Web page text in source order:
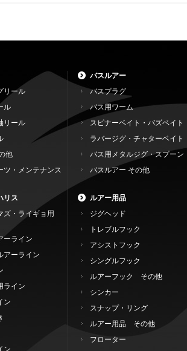
リール
ル
リール
他
ツ・メンテナンス
リス
ズ・ライギョ用
ーライン
アーライン
ライン
ン
ン
バスルアー
バスプラグ
バス用ワーム
スピナーベイト・バズベイト
ラバージグ・チャターベイト
バス用メタルジグ・スプーン
バスルアー その他
ルアー用品
ジグヘッド
トレブルフック
アシストフック
シングルフック
ルアーフック その他
シンカー
スナップ・リング
ルアー用品 その他
フローター